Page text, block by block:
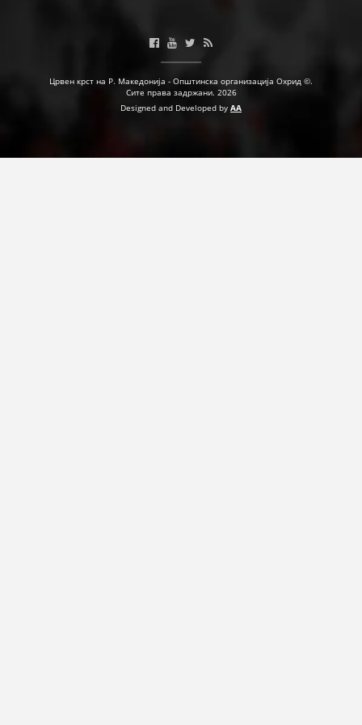
ПРИРАЧНИЦИ
СТРАТЕГИИ
ЕДУКАТИВНО ИНФОРМАТИВНИ МАТЕРИЈАЛИ
Црвен крст на Р. Македонија - Општинска организација Охрид ©.
Сите права задржани. 2026
Designed and Developed by AA